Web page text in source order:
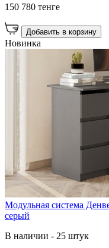
150 780 тенге
Добавить в корзину
Новинка
Модульная система
серый
В наличии - 25 штук